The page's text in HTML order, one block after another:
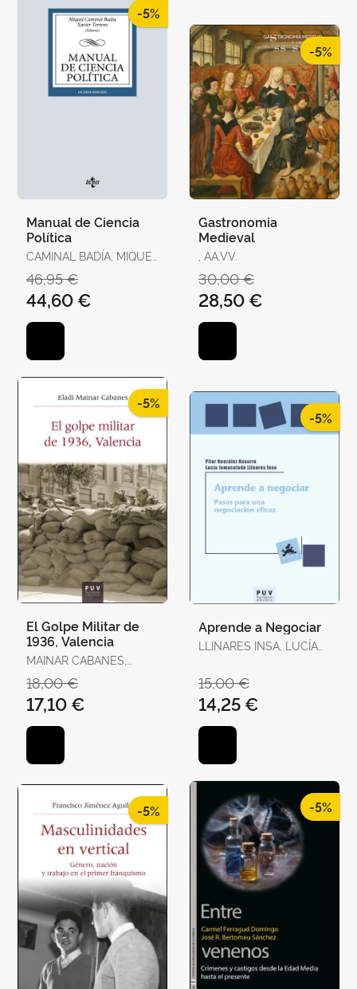
-5%
Manual de Ciencia
Política
CAMINAL BADÍA, MIQUEL
AGUILERA DE PRAT,
CESÁREO / AHEDO,
IGOR / ÁLVAREZ,
GEMMA / ANTÓN, JOAN
BREITENSTEIN, SO
46,95 €
44,60 €
-5%
Gastronomia
Medieval
, AA.VV.
30,00 €
28,50 €
-5%
El Golpe Militar de
1936, Valencia
MAINAR CABANES,
18,00 €
17,10 €
-5%
Aprende a Negociar
LLINARES INSA, LUCÍA
PILAR
15,00 €
14,25 €
-5% -5%